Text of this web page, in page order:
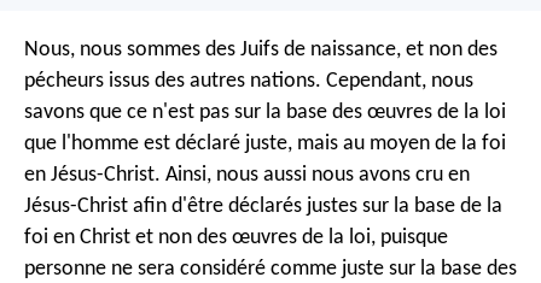
Nous, nous sommes des Juifs de naissance, et non des
pécheurs issus des autres nations. Cependant, nous
savons que ce n'est pas sur la base des œuvres de la loi
que l'homme est déclaré juste, mais au moyen de la foi
en Jésus-Christ. Ainsi, nous aussi nous avons cru en
Jésus-Christ afin d'être déclarés justes sur la base de la
foi en Christ et non des œuvres de la loi, puisque
personne ne sera considéré comme juste sur la base des